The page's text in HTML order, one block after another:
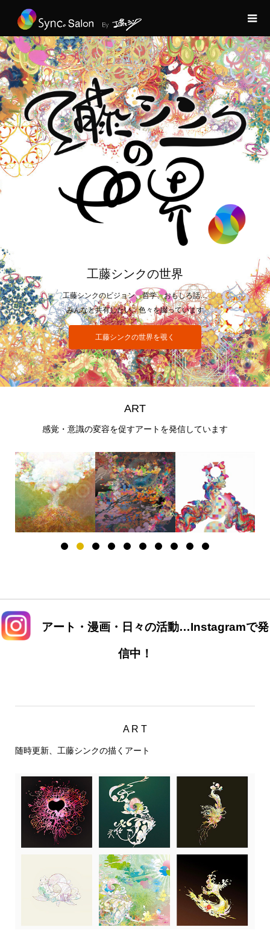
工藤シンクの世界
工藤シンクのビジョン、哲学、おもしろ話…
みんなと共有したい、色々を綴っています
工藤シンクの世界を覗く
ART
感覚・意識の変容を促すアートを発信しています
アート・漫画・日々の活動…Instagramで発
信中！
A R T
随時更新、工藤シンクの描くアート